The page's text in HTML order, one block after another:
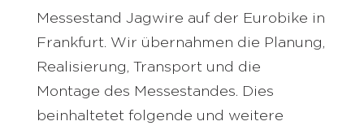
Messestand Jagwire auf der Eurobike in
Frankfurt. Wir übernahmen die Planung,
Realisierung, Transport und die
Montage des Messestandes. Dies
beinhaltetet folgende und weitere